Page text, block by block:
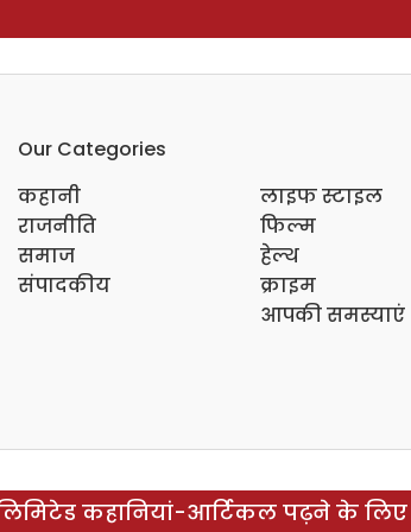
Our Categories
कहानी
राजनीति
समाज
संपादकीय
लाइफ स्टाइल
फिल्म
हेल्थ
क्राइम
आपकी समस्याएं
कहानियां-आर्टिकल पढ़ने के लिए